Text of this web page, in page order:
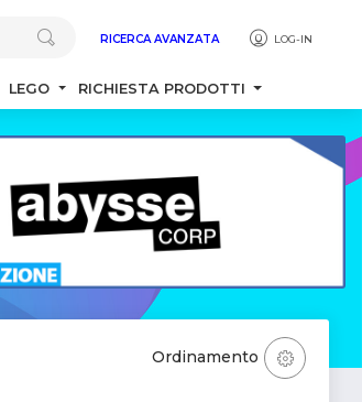
RICERCA AVANZATA LOG-IN
LEGO RICHIESTA PRODOTTI
Ordinamento